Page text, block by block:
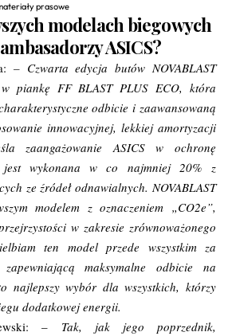
prasowe
modelach biegowych
ASICS?
– Czwarta edycja butów NOVABLAST
w piankę FF BLAST PLUS ECO, która
odbicie i zaawansowaną
innowacyjnej, lekkiej amortyzacji
zaangażowanie ASICS w ochronę
jest wykonana w co najmniej 20% z
ze źródeł odnawialnych. NOVABLAST
modelem z oznaczeniem „CO2e”,
w zakresie zrównoważonego
ten model przede wszystkim za
maksymalne odbicie na
najlepszy wybór dla wszystkich, którzy
dodatkowej energii.
– Tak, jak jego poprzednik,